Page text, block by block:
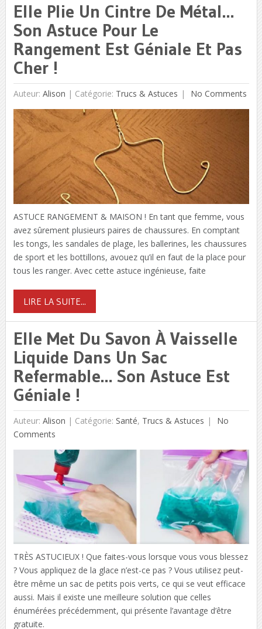
Elle Plie Un Cintre De Métal…
Son Astuce Pour Le
Rangement Est Géniale Et Pas
Cher !
Auteur: Alison | Catégorie: Trucs & Astuces No Comments
ASTUCE RANGEMENT & MAISON ! En tant que femme, vous
avez sûrement plusieurs paires de chaussures. En comptant
les tongs, les sandales de plage, les ballerines, les chaussures
de sport et les bottillons, avouez qu’il en faut de la place pour
tous les ranger. Avec cette astuce ingénieuse, faite
LIRE LA SUITE...
Elle Met Du Savon À Vaisselle
Liquide Dans Un Sac
Refermable… Son Astuce Est
Géniale !
Auteur: Alison | Catégorie: Santé, Trucs & Astuces
No
Comments
TRÈS ASTUCIEUX ! Que faites-vous lorsque vous vous blessez
? Vous appliquez de la glace n’est-ce pas ? Vous utilisez peut-
être même un sac de petits pois verts, ce qui se veut efficace
aussi. Mais il existe une meilleure solution que celles
énumérées précédemment, qui présente l’avantage d’être
gratuite.